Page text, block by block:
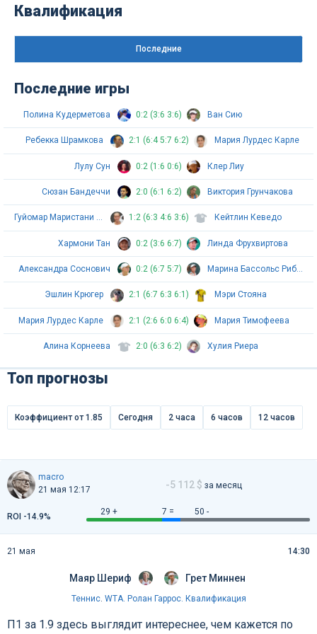
Квалификация
Последниe
Последние игры
Полина Кудерметова 0:2 (3:6 3:6) Ван Сию
Ребекка Шрамкова 2:1 (6:4 5:7 6:2) Мария Лурдес Карле
Лулу Сун 0:2 (1:6 0:6) Клер Лиу
Сюзан Бандеччи 2:0 (6:1 6:2) Виктория Грунчакова
Гуйомар Маристани Сулета Де Реалес 1:2 (6:3 4:6 3:6) Кейтлин Кеведо
Хармони Тан 0:2 (3:6 6:7) Линда Фрухвиртова
Александра Соснович 0:2 (6:7 5:7) Марина Бассольс Рибера
Эшлин Крюгер 2:1 (6:7 6:3 6:1) Мэри Стояна
Мария Лурдес Карле 2:1 (2:6 6:0 6:4) Мария Тимофеева
Алина Корнеева 2:0 (6:3 6:2) Хулия Риера
Топ прогнозы
Коэффициент от 1.85 Сегодня 2 часа 6 часов 12 часов
macro
21 мая 12:17
-5 112 $ за месяц
29 + 7 = 50 -
ROI -14.9%
Маяр Шериф
21 мая 14:30
Грет Миннен
Теннис. WTA. Ролан Гаррос. Квалификация
П1 за 1.9 здесь выглядит интереснее, чем кажется по